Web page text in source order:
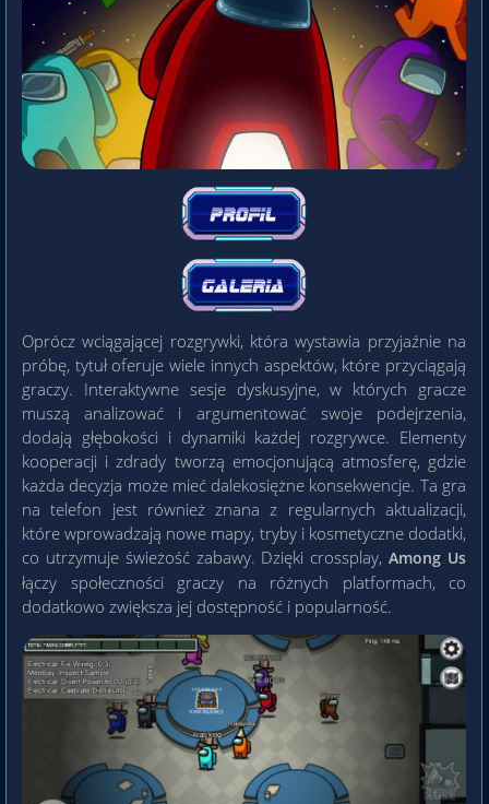
Oprócz wciągającej rozgrywki, która wystawia przyjaźnie na
próbę, tytuł oferuje wiele innych aspektów, które przyciągają
graczy. Interaktywne sesje dyskusyjne, w których gracze
muszą analizować i argumentować swoje podejrzenia,
dodają głębokości i dynamiki każdej rozgrywce. Elementy
kooperacji i zdrady tworzą emocjonującą atmosferę, gdzie
każda decyzja może mieć dalekosiężne konsekwencje. Ta gra
na telefon jest również znana z regularnych aktualizacji,
które wprowadzają nowe mapy, tryby i kosmetyczne dodatki,
co utrzymuje świeżość zabawy. Dzięki crossplay, Among Us
łączy społeczności graczy na różnych platformach, co
dodatkowo zwiększa jej dostępność i popularność.